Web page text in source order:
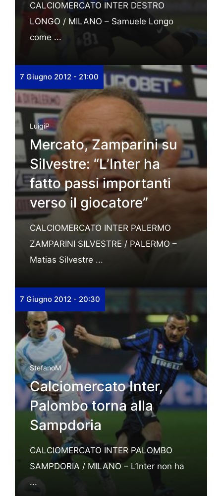
CALCIOMERCATO INTER DESTRO
LONGO / MILANO – Samuele Longo
come ...
7 Giugno 2012 - 21:00
LuigiP
Mercato, Zamparini su
Silvestre: “L’Inter ha
fatto passi importanti
verso il giocatore”
CALCIOMERCATO INTER PALERMO
ZAMPARINI SILVESTRE / PALERMO –
Matias Silvestre ...
7 Giugno 2012 - 20:30
StefanoM
Calciomercato Inter,
Palombo torna alla
Sampdoria
CALCIOMERCATO INTER PALOMBO
SAMPDORIA / MILANO – L’Inter non ha
...